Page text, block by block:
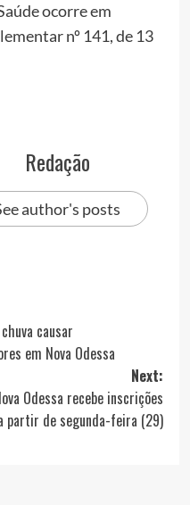
ocorre em
nº 141, de 13
Redação
author's posts
causar
em Nova Odessa
Next:
Odessa recebe inscrições
partir de segunda-feira (29)